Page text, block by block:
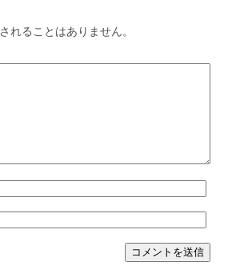
れることはありません。